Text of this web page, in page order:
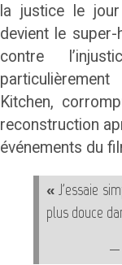
la justice le
devient le super-
contre
Kitchen,
reconstruction
événements du
« J'essaie
plus douce
—